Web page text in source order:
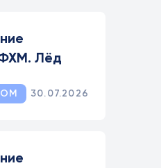
Лёд
30.07.2026